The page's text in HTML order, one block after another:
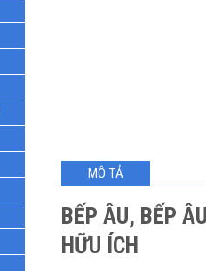
MÔ TẢ
BẾP ÂU, BẾP
HỮU ÍCH